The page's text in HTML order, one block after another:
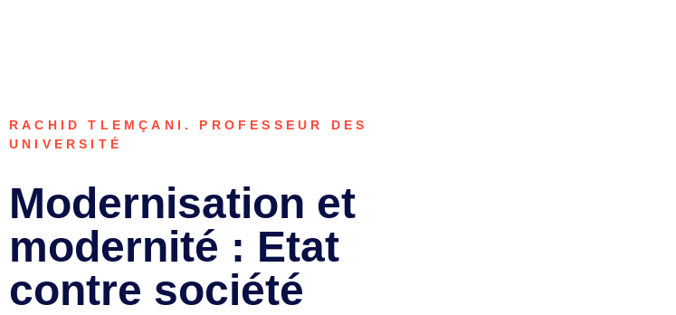
RACHID TLEMÇANI. PROFESSEUR DES
UNIVERSITÉ
Modernisation et
modernité : Etat
contre société